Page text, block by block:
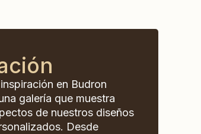
en Budron
galería que muestra
de nuestros diseños
Desde